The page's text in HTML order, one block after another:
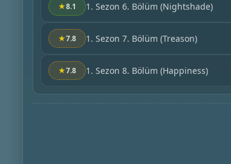
★8.1 1. Sezon 6. Bölüm (Nightshade)
★7.8 1. Sezon 7. Bölüm (Treason)
★7.8 1. Sezon 8. Bölüm (Happiness)